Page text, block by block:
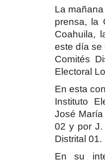
La
prensa, la
Coahuila,
este día se
Comités
Electoral
En esta
Instituto
José María
02 y por J.
Distrital 01.
En su